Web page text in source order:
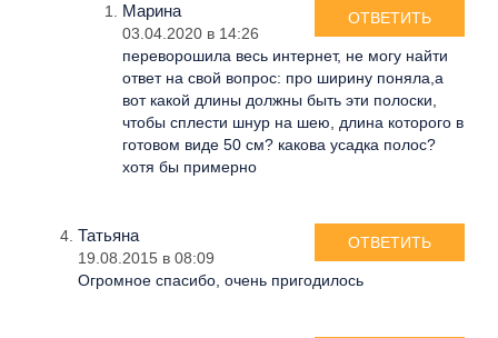
Марина
03.04.2020 в 14:26
переворошила весь интернет, не могу найти
ответ на свой вопрос: про ширину поняла,а
вот какой длины должны быть эти полоски,
чтобы сплести шнур на шею, длина которого в
готовом виде 50 см? какова усадка полос?
хотя бы примерно
ОТВЕТИТЬ
Татьяна
19.08.2015 в 08:09
Огромное спасибо, очень пригодилось
ОТВЕТИТЬ